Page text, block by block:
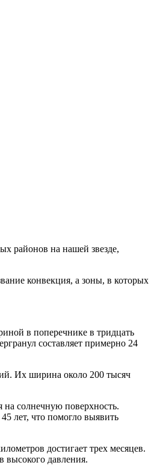
районов на нашей звезде,
конвекция, а зоны, в которых
в поперечнике в тридцать
составляет примерно 24
Их ширина около 200 тысяч
на солнечную поверхность.
лет, что помогло выявить
достигает трех месяцев.
высокого давления.